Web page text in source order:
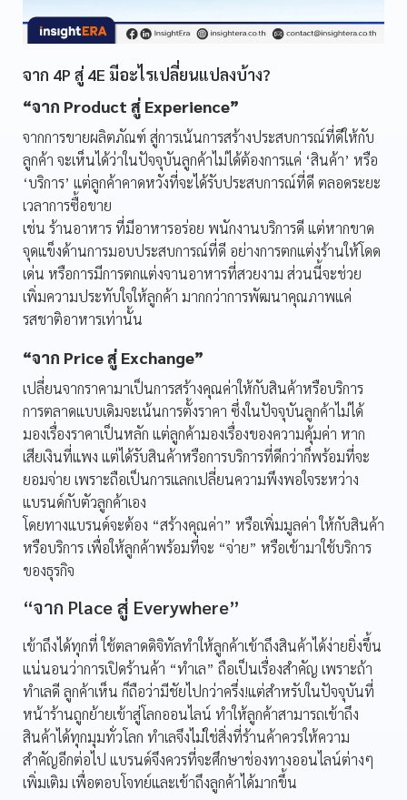
จาก 4P สู่ 4E มีอะไรเปลี่ยนแปลงบ้าง?
“จาก Product สู่ Experience”
จากการขายผลิตภัณฑ์ สู่การเน้นการสร้างประสบการณ์ที่ดีให้กับ
ลูกค้า จะเห็นได้ว่าในปัจจุบันลูกค้าไม่ได้ต้องการแค่ ‘สินค้า’ หรือ
‘บริการ’ แต่ลูกค้าคาดหวังที่จะได้รับประสบการณ์ที่ดี ตลอดระยะ
เวลาการซื้อขาย
เช่น ร้านอาหาร ที่มีอาหารอร่อย พนักงานบริการดี แต่หากขาด
จุดแข็งด้านการมอบประสบการณ์ที่ดี อย่างการตกแต่งร้านให้โดด
เด่น หรือการมีการตกแต่งจานอาหารที่สวยงาม ส่วนนี้จะช่วย
เพิ่มความประทับใจให้ลูกค้า มากกว่าการพัฒนาคุณภาพแค่
รสชาติอาหารเท่านั้น
“จาก Price สู่ Exchange”
เปลี่ยนจากราคามาเป็นการสร้างคุณค่าให้กับสินค้าหรือบริการ
การตลาดแบบเดิมจะเน้นการตั้งราคา ซึ่งในปัจจุบันลูกค้าไม่ได้
มองเรื่องราคาเป็นหลัก แต่ลูกค้ามองเรื่องของความคุ้มค่า หาก
เสียเงินที่แพง แต่ได้รับสินค้าหรือการบริการที่ดีกว่าก็พร้อมที่จะ
ยอมจ่าย เพราะถือเป็นการแลกเปลี่ยนความพึงพอใจระหว่าง
แบรนด์กับตัวลูกค้าเอง
โดยทางแบรนด์จะต้อง “สร้างคุณค่า” หรือเพิ่มมูลค่า ให้กับสินค้า
หรือบริการ เพื่อให้ลูกค้าพร้อมที่จะ “จ่าย” หรือเข้ามาใช้บริการ
ของธุรกิจ
“จาก Place สู่ Everywhere”
เข้าถึงได้ทุกที่ ใช้ตลาดดิจิทัลทำให้ลูกค้าเข้าถึงสินค้าได้ง่ายยิ่งขึ้น
แน่นอนว่าการเปิดร้านค้า “ทำเล” ถือเป็นเรื่องสำคัญ เพราะถ้า
ทำเลดี ลูกค้าเห็น ก็ถือว่ามีชัยไปกว่าครึ่ง!แต่สำหรับในปัจจุบันที่
หน้าร้านถูกย้ายเข้าสู่โลกออนไลน์ ทำให้ลูกค้าสามารถเข้าถึง
สินค้าได้ทุกมุมทั่วโลก ทำเลจึงไม่ใช่สิ่งที่ร้านค้าควรให้ความ
สำคัญอีกต่อไป แบรนด์จึงควรที่จะศึกษาช่องทางออนไลน์ต่างๆ
เพิ่มเติม เพื่อตอบโจทย์และเข้าถึงลูกค้าได้มากขึ้น